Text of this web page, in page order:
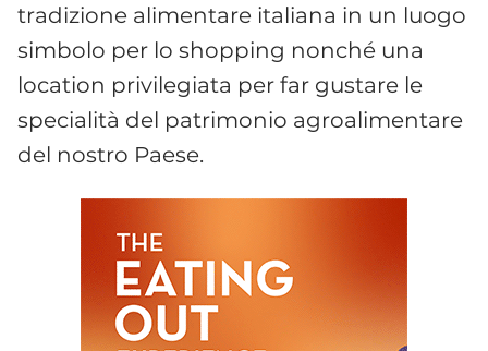
tradizione alimentare italiana in un luogo
simbolo per lo shopping nonché una
location privilegiata per far gustare le
specialità del patrimonio agroalimentare
del nostro Paese.